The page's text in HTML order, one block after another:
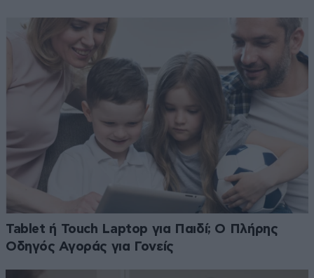
Tablet ή Touch Laptop για Παιδί; Ο Πλήρης
Οδηγός Αγοράς για Γονείς